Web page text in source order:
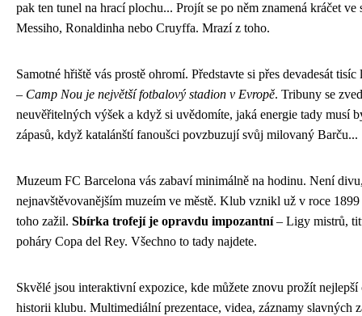
pak ten tunel na hrací plochu... Projít se po něm znamená kráčet ve
Messiho, Ronaldinha nebo Cruyffa. Mrazí z toho.
Samotné hřiště vás prostě ohromí. Představte si přes devadesát
– Camp Nou je největší fotbalový stadion v Evropě. Tribuny se
neuvěřitelných výšek a když si uvědomíte, jaká energie tady musí
zápasů, když katalánští fanoušci povzbuzují svůj milovaný Barču...
Muzeum FC Barcelona vás zabaví minimálně na hodinu. Není
nejnavštěvovanějším muzeím ve městě. Klub vznikl už v roce
toho zažil. Sbírka trofejí je opravdu impozantní– Ligy mistrů,
poháry Copa del Rey. Všechno to tady najdete.
Skvělé jsou interaktivní expozice, kde můžete znovu prožít
historii klubu. Multimediální prezentace, videa, záznamy slavných